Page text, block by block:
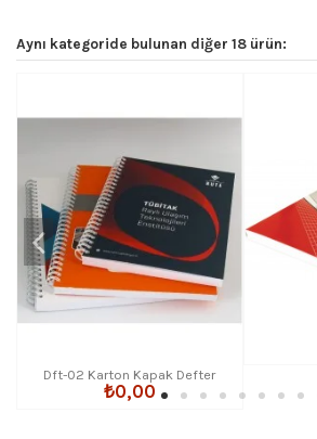
Aynı kategoride bulunan diğer 18 ürün:
Dft-02 Karton Kapak Defter
₺0,00